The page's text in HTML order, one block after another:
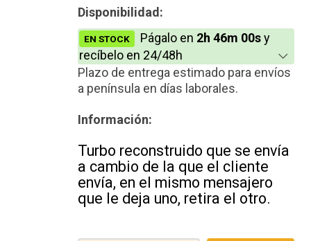
Disponibilidad:
EN STOCK Págalo en 2h 46m 00sy
recíbelo en 24/48h
Plazo de entrega estimado para envíos
a península en días laborales.
Información:
Turbo reconstruido que se envía
a cambio de la que el cliente
envía, en el mismo mensajero
que le deja uno, retira el otro.